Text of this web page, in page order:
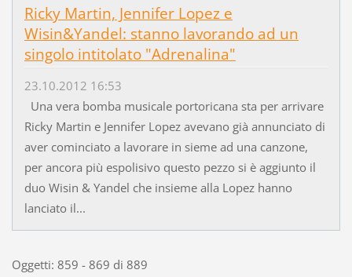
Ricky Martin, Jennifer Lopez e
Wisin&Yandel: stanno lavorando ad un
singolo intitolato "Adrenalina"
23.10.2012 16:53
Una vera bomba musicale portoricana sta per arrivare
Ricky Martin e Jennifer Lopez avevano già annunciato di
aver cominciato a lavorare in sieme ad una canzone,
per ancora più espolisivo questo pezzo si è aggiunto il
duo Wisin & Yandel che insieme alla Lopez hanno
lanciato il...
Oggetti: 859 - 869 di 889